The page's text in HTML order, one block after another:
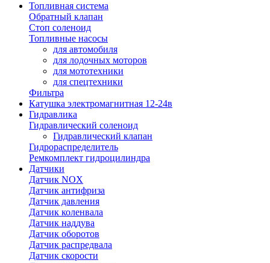
Топливная система
Обратный клапан
Стоп соленоид
Топливные насосы
для автомобиля
для лодочных моторов
для мототехники
для спецтехники
Фильтра
Катушка электромагнитная 12-24в
Гидравлика
Гидравлический соленоид
Гидравлический клапан
Гидрораспределитель
Ремкомплект гидроцилиндра
Датчики
Датчик NOX
Датчик антифриза
Датчик давления
Датчик коленвала
Датчик наддува
Датчик оборотов
Датчик распредвала
Датчик скорости